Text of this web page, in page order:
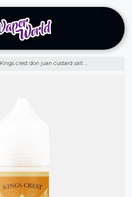
Kings crest don juan custard salt 30ml - tarta de chocolate